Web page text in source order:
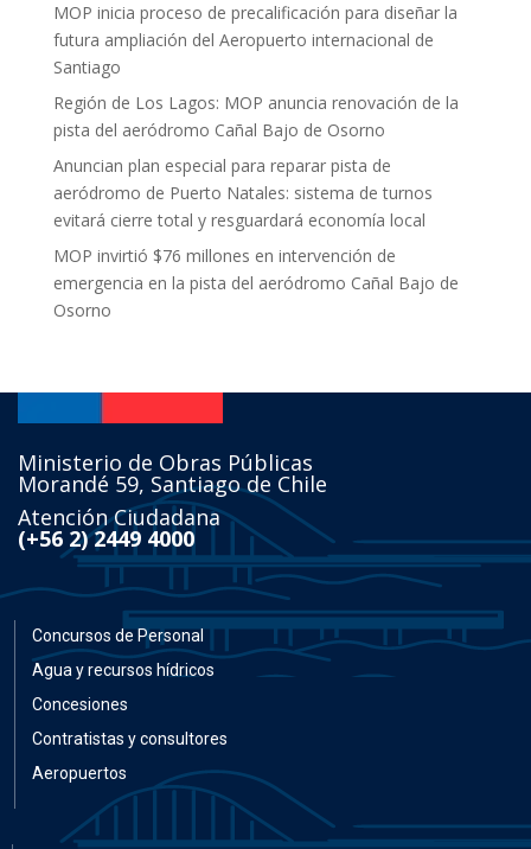
MOP inicia proceso de precalificación para diseñar la
futura ampliación del Aeropuerto internacional de
Santiago
Región de Los Lagos: MOP anuncia renovación de la
pista del aeródromo Cañal Bajo de Osorno
Anuncian plan especial para reparar pista de
aeródromo de Puerto Natales: sistema de turnos
evitará cierre total y resguardará economía local
MOP invirtió $76 millones en intervención de
emergencia en la pista del aeródromo Cañal Bajo de
Osorno
Ministerio de Obras Públicas
Morandé 59, Santiago de Chile
Atención Ciudadana
(+56 2) 2449 4000
Concursos de Personal
Agua y recursos hídricos
Concesiones
Contratistas y consultores
Aeropuertos